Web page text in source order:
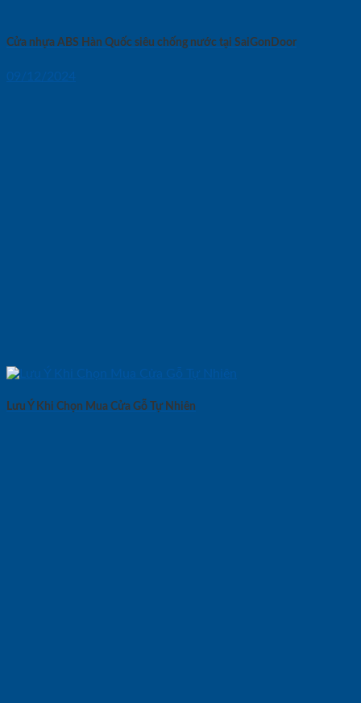
Cửa nhựa ABS Hàn Quốc siêu chống nước tại SaiGonDoor
09/12/2024
Lưu Ý Khi Chọn Mua Cửa Gỗ Tự Nhiên